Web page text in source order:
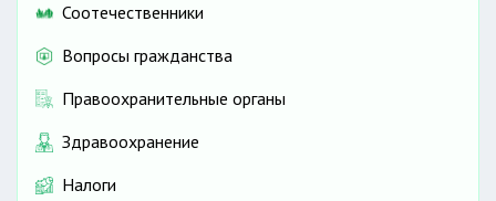
Соотечественники
Вопросы гражданства
Правоохранительные органы
Здравоохранение
Налоги